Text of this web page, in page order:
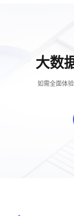
大数
如需全面体